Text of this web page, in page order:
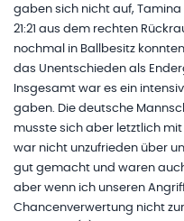
gaben sich nicht auf,
21:21 aus dem rechten
nochmal in Ballbesitz
das Unentschieden als
Insgesamt war es ein
gaben. Die deutsche
musste sich aber letztlich mit
war nicht unzufrieden über
gut gemacht und waren
aber wenn ich unseren
Chancenverwertung nicht